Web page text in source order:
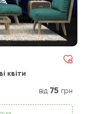
квіти
від 75 грн